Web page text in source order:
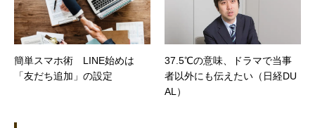
簡単スマホ術 LINE始めは
「友だち追加」の設定
37.5℃の意味、ドラマで当事
者以外にも伝えたい（日経DU
AL）